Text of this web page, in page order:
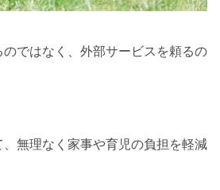
ではなく、外部サービスを頼るの
無理なく家事や育児の負担を軽減